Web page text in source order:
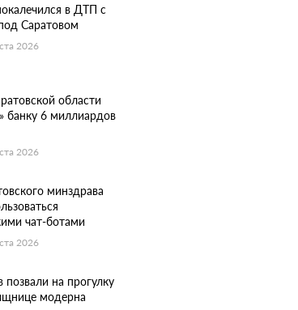
в ДТП с
Саратовом
2026
области
банку 6 миллиардов
2026
минздрава
чат-ботами
2026
позвали на прогулку
модерна